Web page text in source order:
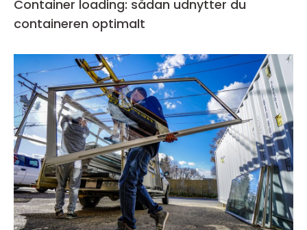
Container loading: sådan udnytter du
containeren optimalt